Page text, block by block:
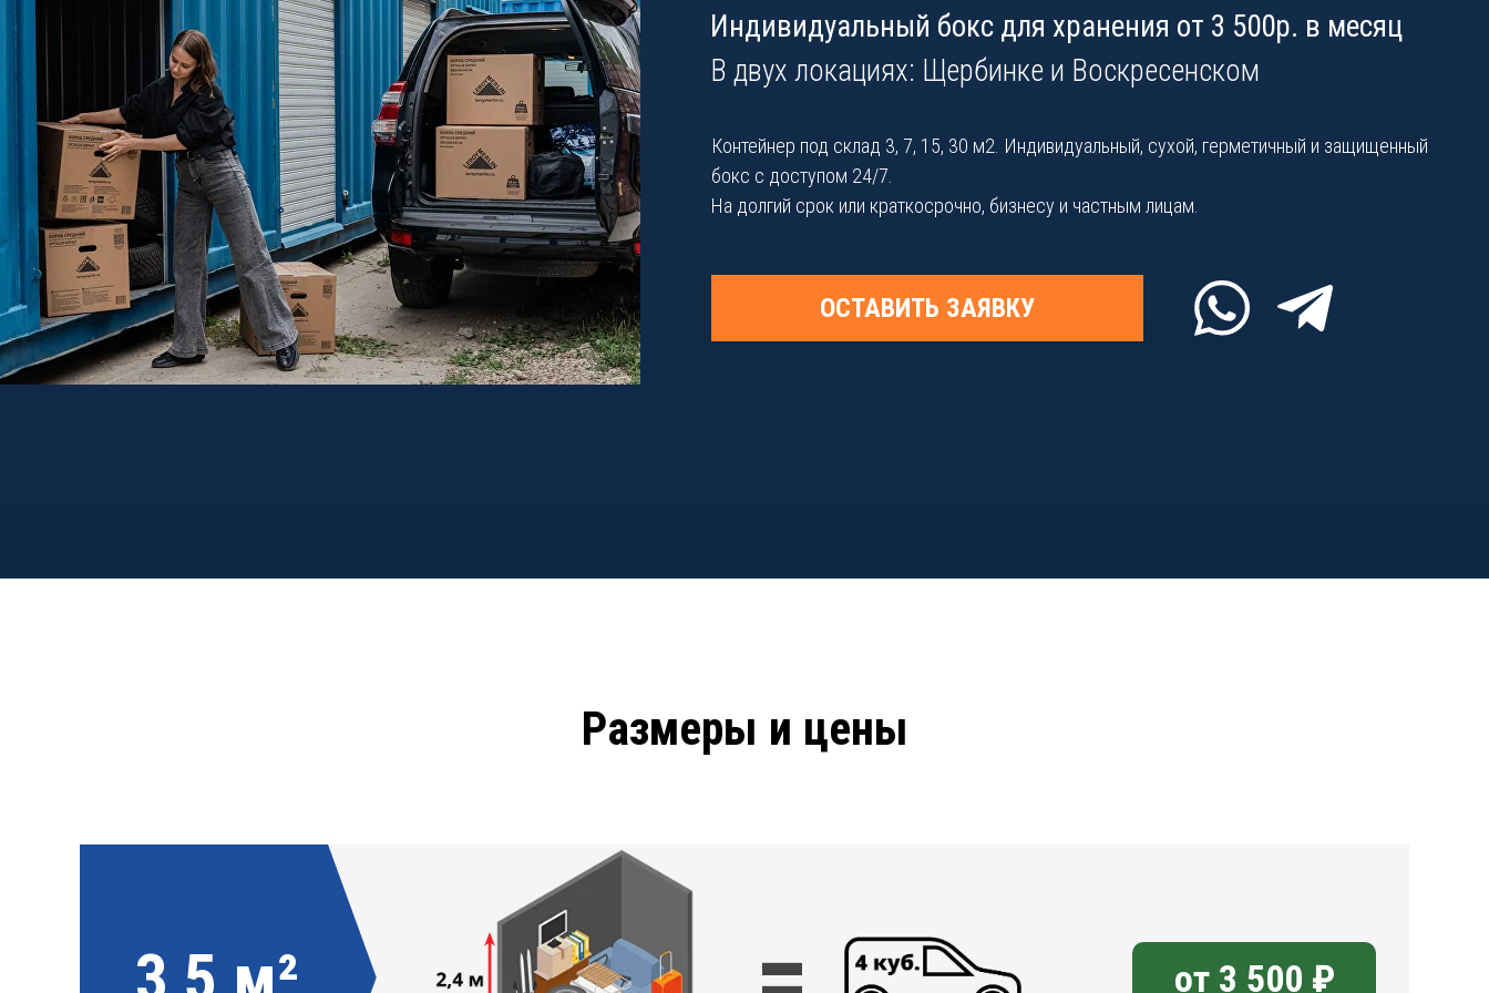
Индивидуальный бокс для хранения от 3 500р. в месяц
В двух локациях: Щербинке и Воскресенском
ОСТАВИТЬ ЗАЯВКУ
Контейнер под склад 3, 7, 15, 30 м2. Индивидуальный, сухой, герметичный и защищенный
бокс с доступом 24/7.
На долгий срок или краткосрочно, бизнесу и частным лицам.
Размеры и цены
от 3 500 ₽